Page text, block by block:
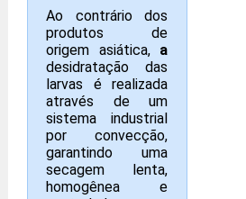
Ao contrário dos
produtos de
origem asiática, a
desidratação das
larvas é realizada
através de um
sistema industrial
por convecção,
garantindo uma
secagem lenta,
homogênea e